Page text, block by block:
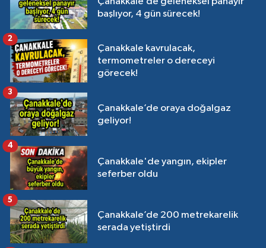
başlıyor, 4 gün sürecek!
Çanakkale kavrulacak,
termometreler o dereceyi
görecek!
2
Çanakkale’de oraya doğalgaz
geliyor!
3
Çanakkale'de yangın, ekipler
seferber oldu
4
Çanakkale’de 200 metrekarelik
serada yetiştirdi
5